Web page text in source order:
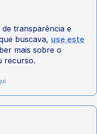
transparência e
buscava, use este
mais sobre o
recurso.